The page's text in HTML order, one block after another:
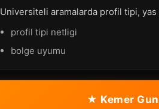
Universiteli aramalarda profil tipi,
profil tipi netligi
bolge uyumu
★ Kemer